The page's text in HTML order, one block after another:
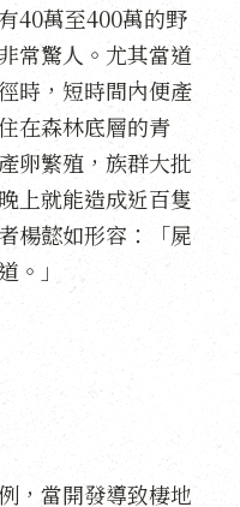
40萬至400萬的野
常驚人。尤其當道
時，短時間內便產
在森林底層的青
卵繁殖，族群大批
上就能造成近百隻
楊懿如形容：「屍
。」
，當開發導致棲地